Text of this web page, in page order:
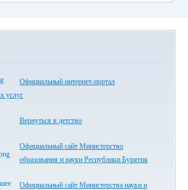
Официальный интернет-портал
услуг
Вернуться в детство
Официальный сайт Министерство
образования и науки Республики Бурятия
Официальный сайт Министерства науки и